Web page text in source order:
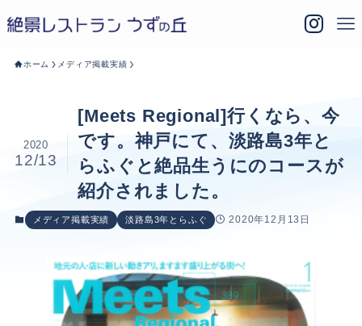
ホーム メディア掲載実績
[Meets Regional]行くなら、今
です。神戸にて、淡路島3年と
らふぐと絶品生うにのコースが
紹介されました。
2020
12/13
メディア掲載実績 淡路島3年とらふぐ 2020年12月13日